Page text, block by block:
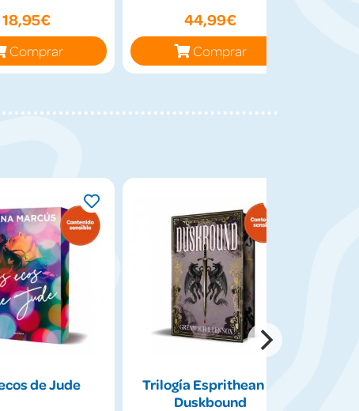
18,95€
Comprar
44,99€
Comprar
de Jude
Trilogía Esprithean 2:
Duskbound